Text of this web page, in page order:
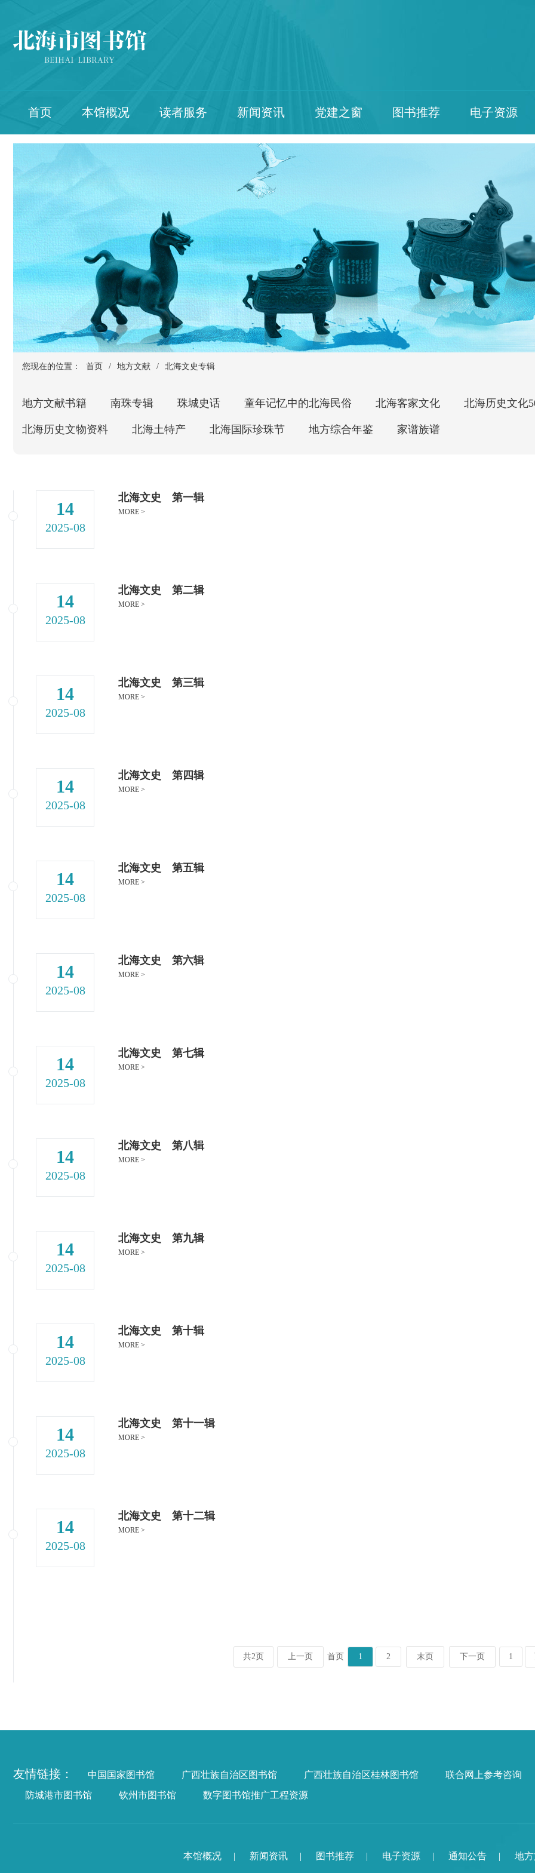
首页 本馆概况 读者服务 新闻资讯 党建之窗 图书推荐 电子资源
您现在的位置： 首页 / 地方文献 / 北海文史专辑
地方文献书籍 南珠专辑 珠城史话 童年记忆中的北海民俗 北海客家文化 北海历史文化
北海历史文物资料 北海土特产 北海国际珍珠节 地方综合年鉴 家谱族谱
14
2025-08
北海文史 第一辑
MORE >
14
2025-08
北海文史 第二辑
MORE >
14
2025-08
北海文史 第三辑
MORE >
14
2025-08
北海文史 第四辑
MORE >
14
2025-08
北海文史 第五辑
MORE >
14
2025-08
北海文史 第六辑
MORE >
14
2025-08
北海文史 第七辑
MORE >
14
2025-08
北海文史 第八辑
MORE >
14
2025-08
北海文史 第九辑
MORE >
14
2025-08
北海文史 第十辑
MORE >
14
2025-08
北海文史 第十一辑
MORE >
14
2025-08
北海文史 第十二辑
MORE >
共2页 上一页 首页 1 2 末页 下一页
友情链接： 中国国家图书馆 广西壮族自治区图书馆 广西壮族自治区桂林图书馆
联合网上参考咨询
防城港市图书馆
钦州市图书馆 数字图书馆推广工程资源
本馆概况 | 新闻资讯 | 图书推荐 | 电子资源 | 通知公告 | 地